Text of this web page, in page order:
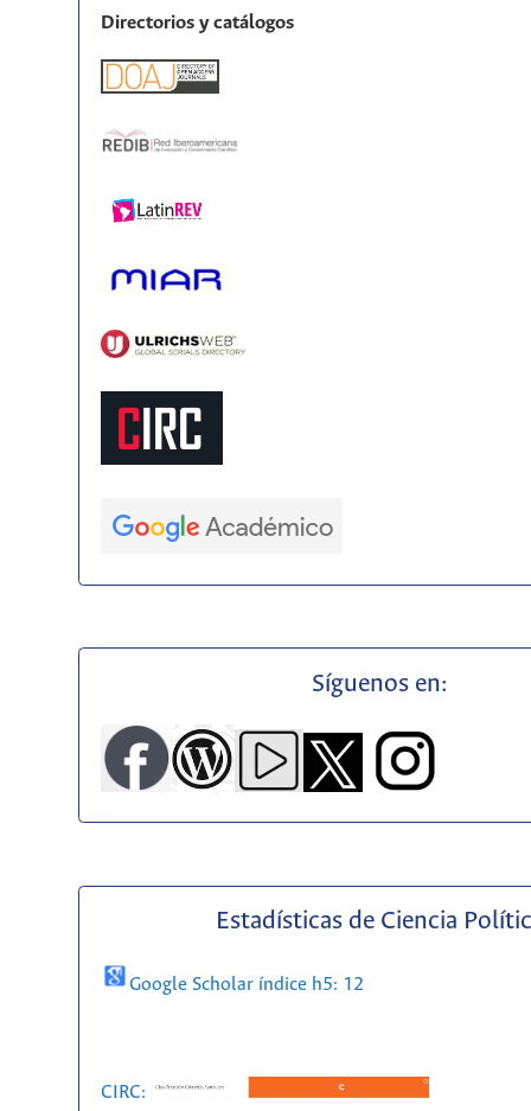
Directorios y catálogos
Síguenos en:
Estadísticas de Ciencia
Google Scholar índice h5: 12
CIRC: